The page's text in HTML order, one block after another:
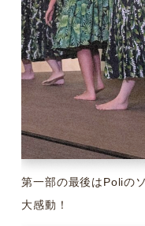
第一部の最後はPoliの
大感動！